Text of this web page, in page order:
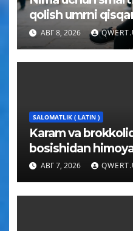
qolish umrni
psixolog javobi
АВГ 8, 2026
SALOMATLIK ( LATIN )
Karam va
bosishidan
topildi
АВГ 7, 2026